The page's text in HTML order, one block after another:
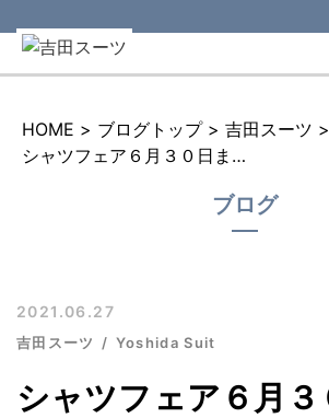
HOME > ブログトップ > 吉田スーツ >
シャツフェア６月３０日までです！！
ブログ
2021.06.27
吉田スーツ Yoshida Suit
シャツフェア６月